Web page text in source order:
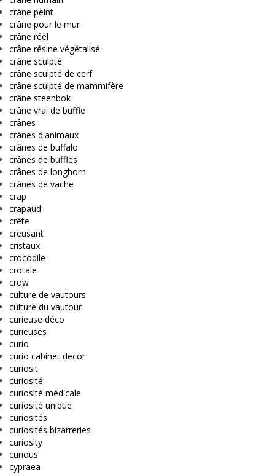
crâne peint
crâne pour le mur
crâne réel
crâne résine végétalisé
crâne sculpté
crâne sculpté de cerf
crâne sculpté de mammifère
crâne steenbok
crâne vrai de buffle
crânes
crânes d'animaux
crânes de buffalo
crânes de buffles
crânes de longhorn
crânes de vache
crap
crapaud
crête
creusant
cristaux
crocodile
crotale
crow
culture de vautours
culture du vautour
curieuse déco
curieuses
curio
curio cabinet decor
curiosit
curiosité
curiosité médicale
curiosité unique
curiosités
curiosités bizarreries
curiosity
curious
cypraea